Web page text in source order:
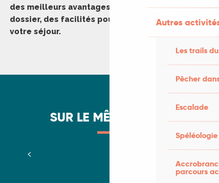
Autres
Les trails
Pêcher
Escalade
Spéléologie
parcours
des meilleurs avantages : pas ou peu de frais de
dossier, des facilités pour reporter ou annuler
votre séjour.
Camping Le Ventoulou
Camping La Truffière
Camping La Paille Basse-Vagues océanes
SUR LE MÊME THÈME
Campings en vallée de la Dordogne